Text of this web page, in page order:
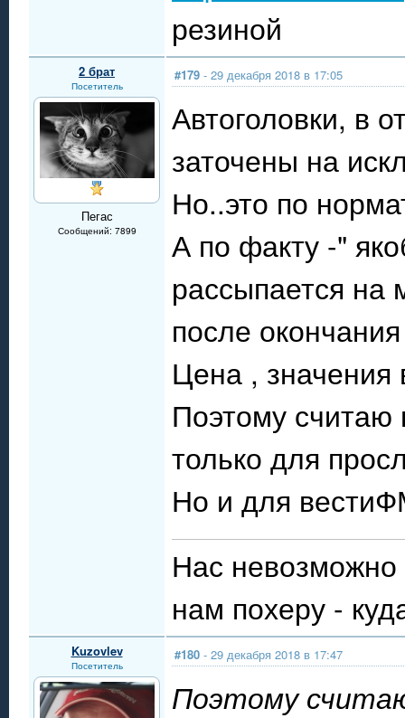
резиной
2 брат
Посетитель
Пегас
Сообщений: 7899
#179 - 29 декабря 2018 в 17:05
Автоголовки, в
заточены на
Но..это по
А по факту -"
рассыпается на
после
Цена ,
Поэтому
только для
Но и для
Нас невозможно
нам похеру -
Kuzovlev
Посетитель
#180 - 29 декабря 2018 в 17:47
Поэтому